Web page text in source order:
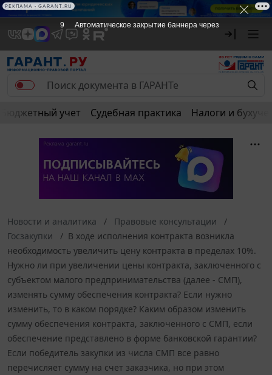
Бюджетный учет Судебная практика Налоги и
Новости и аналитика
Правовые консультации
Госзакупки
В ходе исполнения контракта возникла
необходимость увеличить цену контракта в пределах 10%.
Нужно ли при увеличении цены контракта, заключенного с
субъектом малого предпринимательства (далее - СМП),
изменять сумму обеспечения контракта? Если нужно
изменить, то в каком порядке? Каким образом изменить
сумму обеспечения контракта, заключенного с СМП, если
обеспечение представлено в форме банковской гарантии?
Если победитель закупки из числа СМП все равно
перечисляет сумму на счет заказчика, но при этом
9 Автоматическое закрытие баннера через
РЕКЛАМА • GARANT.RU